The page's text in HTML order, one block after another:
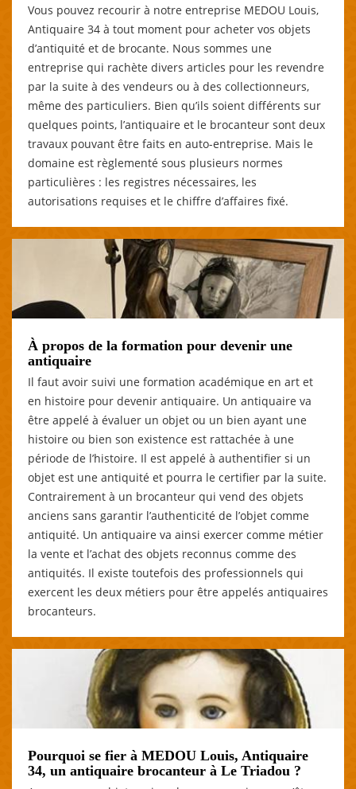
Vous pouvez recourir à notre entreprise MEDOU Louis,
Antiquaire 34 à tout moment pour acheter vos objets
d’antiquité et de brocante. Nous sommes une
entreprise qui rachète divers articles pour les revendre
par la suite à des vendeurs ou à des collectionneurs,
même des particuliers. Bien qu’ils soient différents sur
quelques points, l’antiquaire et le brocanteur sont deux
travaux pouvant être faits en auto-entreprise. Mais le
domaine est règlementé sous plusieurs normes
particulières : les registres nécessaires, les
autorisations requises et le chiffre d’affaires fixé.
À propos de la formation pour devenir une
antiquaire
Il faut avoir suivi une formation académique en art et
en histoire pour devenir antiquaire. Un antiquaire va
être appelé à évaluer un objet ou un bien ayant une
histoire ou bien son existence est rattachée à une
période de l’histoire. Il est appelé à authentifier si un
objet est une antiquité et pourra le certifier par la suite.
Contrairement à un brocanteur qui vend des objets
anciens sans garantir l’authenticité de l’objet comme
antiquité. Un antiquaire va ainsi exercer comme métier
la vente et l’achat des objets reconnus comme des
antiquités. Il existe toutefois des professionnels qui
exercent les deux métiers pour être appelés antiquaires
brocanteurs.
Pourquoi se fier à MEDOU Louis, Antiquaire
34, un antiquaire brocanteur à Le Triadou ?